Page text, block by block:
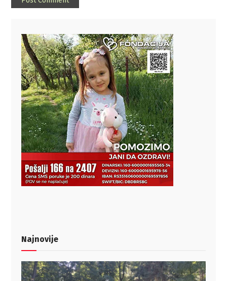
Najnovije